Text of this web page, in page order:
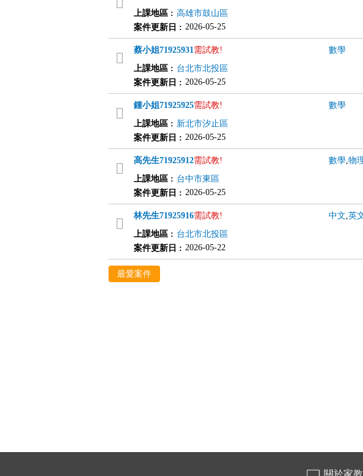
上課地區: 高雄市鼓山區
案件更新日 : 2026-05-25
蔡小姐71925931需試教! 數學
上課地區: 台北市北投區
案件更新日 : 2026-05-25
鍾小姐71925925需試教! 數學
上課地區: 新北市汐止區
案件更新日 : 2026-05-25
高先生71925912需試教! 數學,物
上課地區: 台中市東區
案件更新日 : 2026-05-25
林先生71925916需試教! 中文,英
上課地區: 台北市北投區
案件更新日 : 2026-05-22
最愛案件
關於家